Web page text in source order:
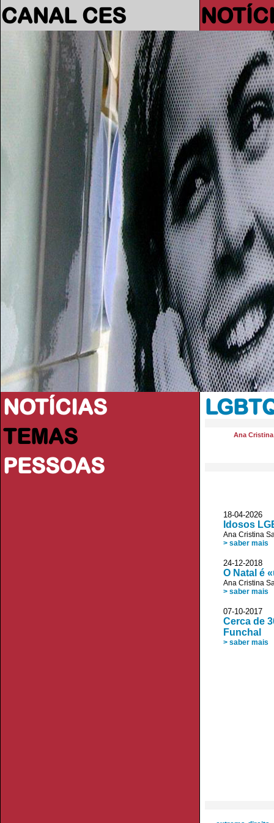
CANAL CES
NOTÍCIAS
TEMAS
PESSOAS
Ana
18-04-
Idosos
Ana Cristina
> saber mais
24-12-
O Natal é
Ana Cristina
> saber mais
07-10-2017
Cerca de
Funchal
> saber mais